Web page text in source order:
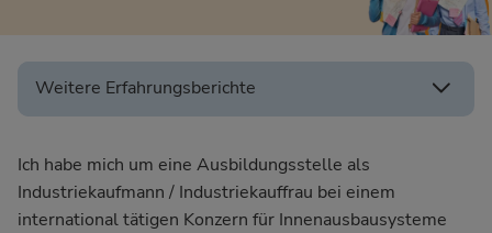
Ich habe mich um eine Ausbildungsstelle als
Industriekaufmann / Industriekauffrau bei einem
international tätigen Konzern für Innenausbausysteme
Weitere Erfahrungsberichte